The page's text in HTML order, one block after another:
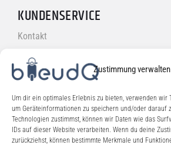
Zustimmung verwalten
Um dir ein optimales Erlebnis zu bieten, verwenden wir
um Geräteinformationen zu speichern und/oder darauf
Technologien zustimmst, können wir Daten wie das
IDs auf dieser Website verarbeiten. Wenn du deine
zurückziehst, können bestimmte Merkmale und
KUNDENSERVICE
Kontakt
FAQ's
ONLINESHOP
Versand
Zahlungsarten